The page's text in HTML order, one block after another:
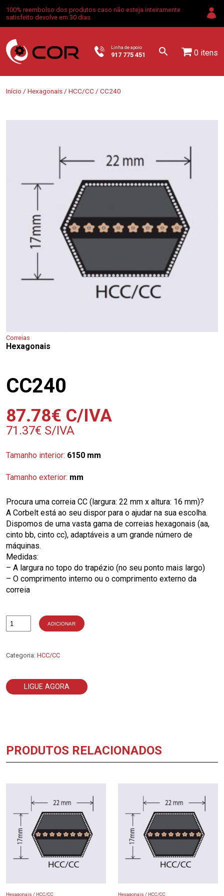
100% reembolso dos produtos caso não esteja inteiramente
satisfeito devolve em 30 dias
Linha de apoio
917 775 451 0 itens
Início / Hexagonais / HCC/CC / CC240
Correias
Hexagonais
CC240
87.78€ C/IVA
71.37€ S/IVA
Tamanho interior: 6150 mm
Tamanho exterior: mm
Procura uma correia CC (largura: 22 mm x altura: 16 mm)?
A Corbelt está ao seu dispor para o ajudar na sua escolha.
Dispomos de uma vasta gama de correias hexagonais (aa,
cinto bb, cinto cc), adaptáveis a um grande número de
máquinas.
Medidas:
– A largura no topo do trapézio (no seu ponto mais largo)
– O comprimento interno ou o comprimento externo da
correia
Quantidade
ADICIONAR
Categoria: HCC/CC
LIGUE AGORA
PRODUTOS RELACIONADOS
Hexagonais / HCC/CC Hexagonais / HCC/CC